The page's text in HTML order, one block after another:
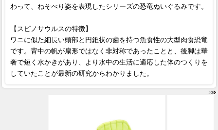
わって、ねそべり姿を表現したシリーズの恐竜ぬいぐるみです。
【スピノサウルスの特徴】
ワニに似た細長い頭部と円錐状の歯を持つ魚食性の大型肉食恐竜
です。背中の帆が扇形ではなく非対称であったことと、後脚は華
奢で短く水かきがあり、より水中の生活に適応した体のつくりを
していたことが最新の研究からわかりました。